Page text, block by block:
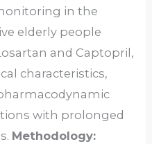
in the
elderly people
and Captopril,
characteristics,
with prolonged
Methodology: